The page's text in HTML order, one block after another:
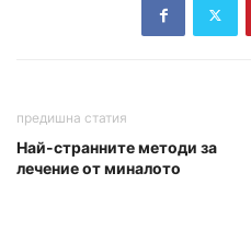
предишна статия
Най-странните методи за
лечение от миналото